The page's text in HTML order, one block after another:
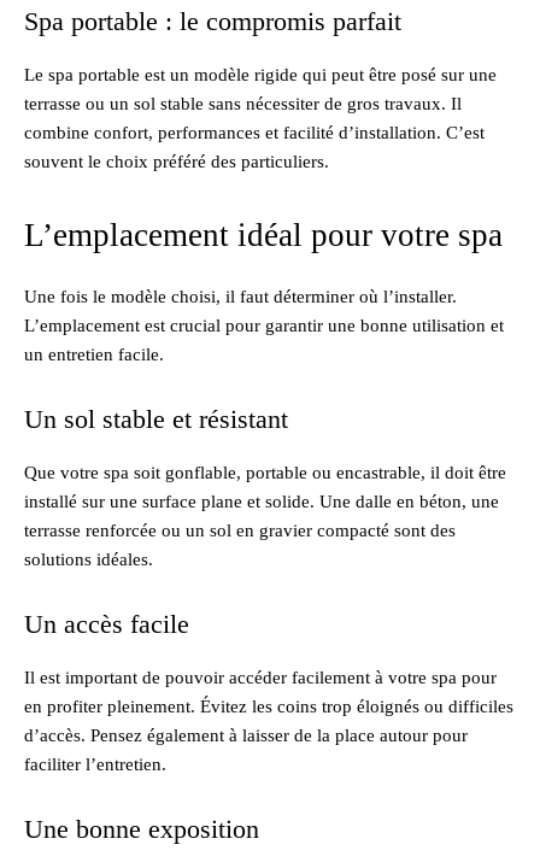
Spa portable : le compromis parfait
Le spa portable est un modèle rigide qui peut être posé sur une
terrasse ou un sol stable sans nécessiter de gros travaux. Il
combine confort, performances et facilité d’installation. C’est
souvent le choix préféré des particuliers.
L’emplacement idéal pour votre spa
Une fois le modèle choisi, il faut déterminer où l’installer.
L’emplacement est crucial pour garantir une bonne utilisation et
un entretien facile.
Un sol stable et résistant
Que votre spa soit gonflable, portable ou encastrable, il doit être
installé sur une surface plane et solide. Une dalle en béton, une
terrasse renforcée ou un sol en gravier compacté sont des
solutions idéales.
Un accès facile
Il est important de pouvoir accéder facilement à votre spa pour
en profiter pleinement. Évitez les coins trop éloignés ou difficiles
d’accès. Pensez également à laisser de la place autour pour
faciliter l’entretien.
Une bonne exposition